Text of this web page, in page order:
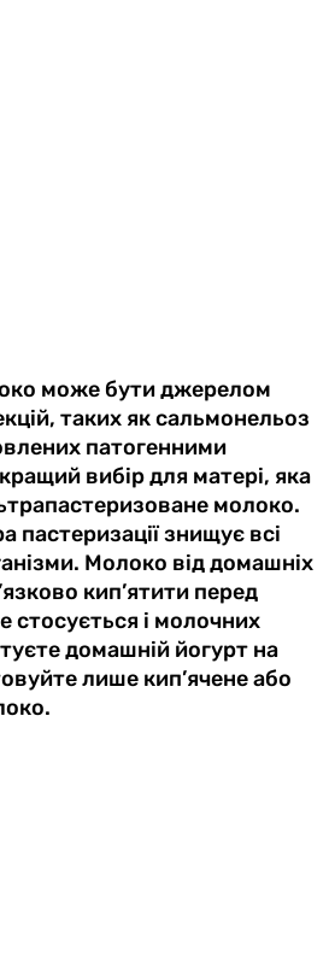
може бути джерелом
таких як сальмонельоз
патогенними
вибір для матері, яка
молоко.
пастеризації знищує всі
Молоко від домашніх
кип’ятити перед
стосується і молочних
домашній йогурт на
лише кип’ячене або